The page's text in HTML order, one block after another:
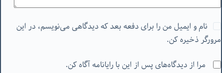
نام و ایمیل من را برای دفعه بعد که دیدگاهی می‌نویسم، در این
مرورگر ذخیره کن.
مرا از دیدگاه‌های پس از این با رایانامه آگاه کن.